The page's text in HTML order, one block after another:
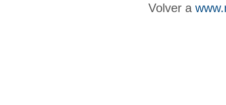
Volver a